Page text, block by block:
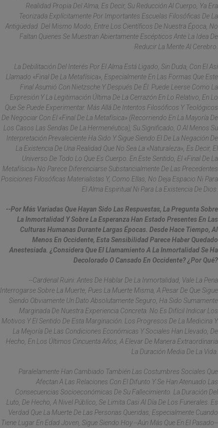
Realidad Propia Del Alma, Es Decir, Su Reducción Al Cuerpo, Ya Era
Teorizada Explícitamente Por Importantes Escuelas Filosóficas De La
Antigüedad. Del Mismo Modo, Entre Los Científicos De Nuestra Época, No
Faltan Quienes Se Muestran Abiertamente Escépticos Ante La Idea De
Reducir La Mente Al Cerebro.
La Debilitación Del Interés Por El Alma Está Ligado, Sin Duda, Con El Así
Llamado «final De La Metafísica», Especialmente En Las Formas Que Este
Final Asumió Con Nietzsche Y Después De Él. Puede Leerse Como La
Expresión Y La Legitimación Última De La Cerrazón En Lo Relativo, En Lo
Que Se Puede Experimentar. Más Allá De Intentos Filosóficos Y Teológicos
De Negociar Con El «final De La Metafísica» (recorriendo En La Mayoría De
Los Casos Las Sendas De La Hermenéutica), Su Significado, O Al Menos Su
Interpretación Prevaleciente Ha Sido Y Sigue Siendo El De La Negación De
La Existencia De Una Realidad Que No Sea La «naturaleza», Es Decir, El
Universo De Todo Lo Que Es Cuerpo. En Este Sentido, El «final De La
Metafísica» No Parece Diferenciarse Substancialmente De Las Precedentes
Posiciones Filosóficas Materialistas Y, Como Ellas, No Deja Espacio Ni Para
El Alma Espiritual Ni Para La Existencia De Dios.
--Por Más Variadas Que Hayan Sido Las Respuestas, La Pregunta Sobre
La Inmortalidad Y Sobre La Esperanza Han Estado Presentes En Las
Culturas Humanas Durante Largas Épocas. Desde Hace Tiempo, Al
Menos En Occidente, Esta Sensibilidad Parece Haber Quedado
Anestesiada. ¿Considera Que El Llamamiento A La Inmortalidad Se Ha
Decolorado O Cansado En Occidente? ¿Por Qué?
--Cardenal Ruini: Antes De Hablar De La Inmortalidad, Vale La Pena
Interrogarse Sobre La Muerte, Pues La Muerte Misma, A Pesar De Que Sigue
Siendo Obviamente Un Dato Absolutamente Seguro, Ha Sido Sumamente
Marginada De Nuestra Experiencia Concreta. No Es Difícil Indicar Los
Motivos Y El Sentido De Esta Marginación. Los Progresos De La Medicina Y
La Mejoría De Las Condiciones Económicas Y Sociales Han Llevado, De
Hecho, En Los Últimos Cincuenta Años, A Elevar De Manera Extraordinaria
La Duración Media De La Vida.
Paralelamente Han Cambiado También Las Costumbres Sociales Que
Afectan A Las Relaciones Con El Difunto Y Se Han Atenuado Las
Consecuencias Socioeconómicas De Su Fallecimiento. La Duración Del
Luto, De Hecho, A Nivel Público, Se Limita Casi Al Día De Los Funerales. Es
Verdad Que La Muerte De Las Personas Queridas, Especialmente Cuando
Tiene Lugar En Edad Joven, Sigue Siendo Hoy --Aún Más Que En El Pasado--